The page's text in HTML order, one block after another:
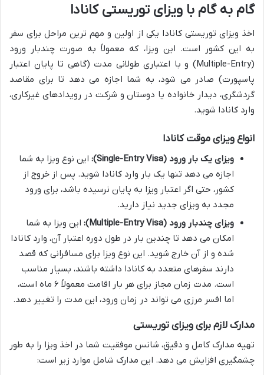
گام به گام با ویزای توریستی کانادا
اخذ ویزای توریستی کانادا یکی از اولین و مهم ترین مراحل برای سفر
به این کشور است. این ویزا، که معمولاً به صورت چندبار ورود
(Multiple-Entry) و با اعتباری طولانی مدت (گاهی تا پایان اعتبار
پاسپورت) صادر می شود، به شما اجازه می دهد تا برای مقاصد
گردشگری، دیدار خانواده یا دوستان و شرکت در رویدادهای غیرکاری،
وارد کانادا شوید.
انواع ویزای موقت کانادا
ویزای یک بار ورود (Single-Entry Visa):
این نوع ویزا به شما
اجازه می دهد تنها یک بار وارد کانادا شوید. پس از خروج از
کشور، حتی اگر اعتبار ویزا به پایان نرسیده باشد، برای ورود
مجدد به ویزای جدید نیاز دارید.
ویزای چندبار ورود (Multiple-Entry Visa):
این ویزا به شما
امکان می دهد تا چندین بار در طول دوره اعتبار آن، وارد کانادا
شده و از آن خارج شوید. این نوع ویزا برای مسافرانی که قصد
دارند سفرهای متعدد به کانادا داشته باشند، بسیار مناسب
است. مدت زمان مجاز برای هر بار اقامت معمولاً ۶ ماه است،
اما افسر مرزی می تواند در زمان ورود، این مدت را تغییر دهد.
مدارک لازم برای ویزای توریستی
تهیه مدارک کامل و دقیق، شانس موفقیت شما در اخذ ویزا را به طور
چشمگیری افزایش می دهد. این مدارک شامل موارد زیر است: